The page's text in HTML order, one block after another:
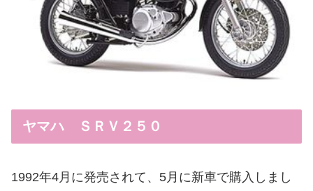
ヤマハ ＳＲＶ２５０
1992年4月に発売されて、5月に新車で購入しまし